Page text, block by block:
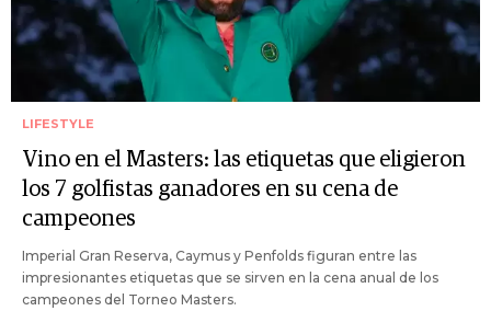
LIFESTYLE
Vino en el Masters: las etiquetas que eligieron
los 7 golfistas ganadores en su cena de
campeones
Imperial Gran Reserva, Caymus y Penfolds figuran entre las
impresionantes etiquetas que se sirven en la cena anual de los
campeones del Torneo Masters.